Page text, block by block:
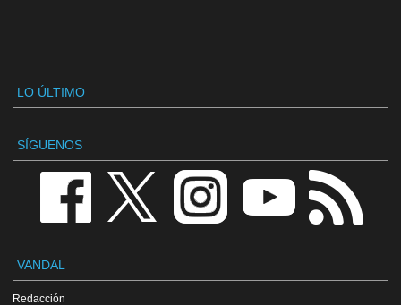
LO ÚLTIMO
SÍGUENOS
VANDAL
Redacción